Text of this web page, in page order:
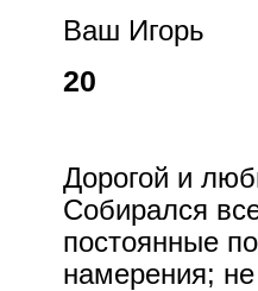
Ваш Игорь
20
Дорогой и
Собирался
постоянные
намерения;